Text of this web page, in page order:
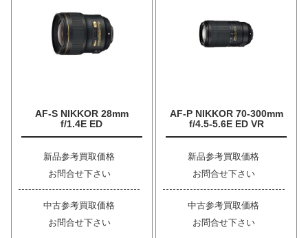
AF-S NIKKOR 28mm
f/1.4E ED
新品参考買取価格
お問合せ下さい
中古参考買取価格
お問合せ下さい
AF-P NIKKOR 70-300mm
f/4.5-5.6E ED VR
新品参考買取価格
お問合せ下さい
中古参考買取価格
お問合せ下さい